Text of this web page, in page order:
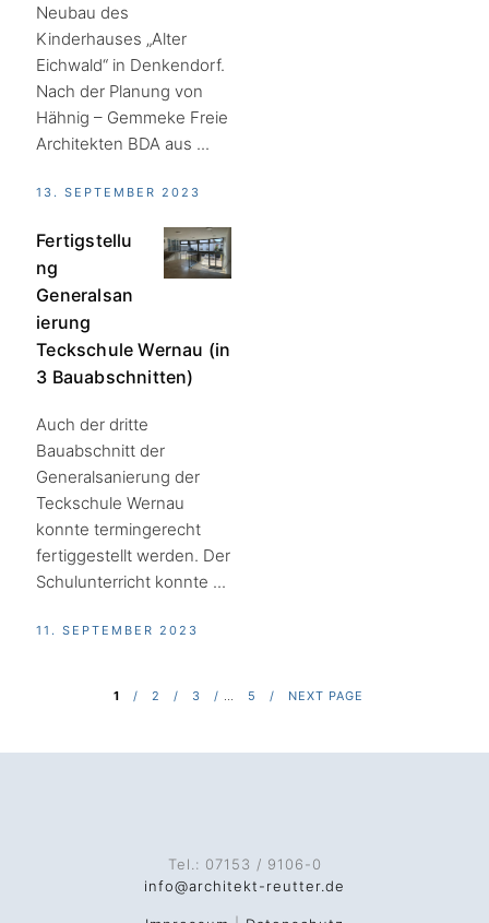
Neubau des
Kinderhauses „Alter
Eichwald“ in Denkendorf.
Nach der Planung von
Hähnig – Gemmeke Freie
Architekten BDA aus ...
13. SEPTEMBER 2023
Fertigstellu
ng
Generalsan
ierung
Teckschule Wernau (in
3 Bauabschnitten)
Auch der dritte
Bauabschnitt der
Generalsanierung der
Teckschule Wernau
konnte termingerecht
fertiggestellt werden. Der
Schulunterricht konnte ...
11. SEPTEMBER 2023
SEITENNUMMERIERUNG
BEITRÄGE
1 2 3 … 5 NEXT PAGE
Tel.: 07153 / 9106-0
info@architekt-reutter.de